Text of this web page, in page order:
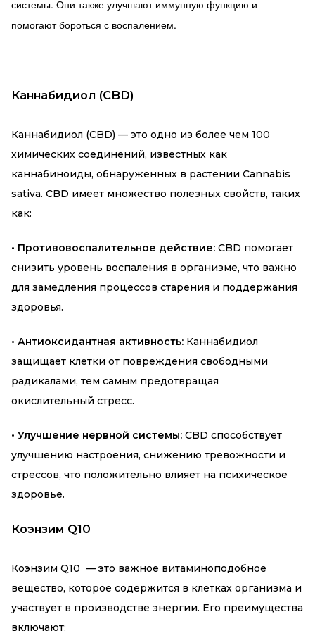
системы. Они также улучшают иммунную функцию и
помогают бороться с воспалением.
Каннабидиол (CBD)
Каннабидиол (CBD) — это одно из более чем 100
химических соединений, известных как
каннабиноиды, обнаруженных в растении Cannabis
sativa. CBD имеет множество полезных свойств, таких
как:
• Противовоспалительное действие: CBD помогает
снизить уровень воспаления в организме, что важно
для замедления процессов старения и поддержания
здоровья.
• Антиоксидантная активность: Каннабидиол
защищает клетки от повреждения свободными
радикалами, тем самым предотвращая
окислительный стресс.
• Улучшение нервной системы: CBD способствует
улучшению настроения, снижению тревожности и
стрессов, что положительно влияет на психическое
здоровье.
Коэнзим Q10
Коэнзим Q10 — это важное витаминоподобное
вещество, которое содержится в клетках организма и
участвует в производстве энергии. Его преимущества
включают: